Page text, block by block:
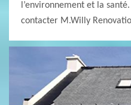
l’environnement et la
contacter M.Willy